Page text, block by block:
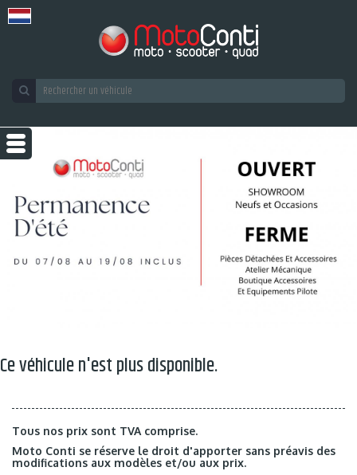
Ce véhicule n'est plus disponible.
Tous nos prix sont TVA comprise.
Moto Conti se réserve le droit d'apporter sans préavis des
modifications aux modèles et/ou aux prix.